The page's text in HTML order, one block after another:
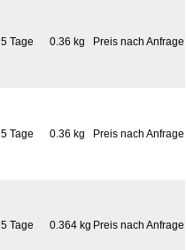
5 Tage 0.36 kg Preis nach Anfrage
5 Tage 0.36 kg Preis nach Anfrage
5 Tage 0.364 kg Preis nach Anfrage